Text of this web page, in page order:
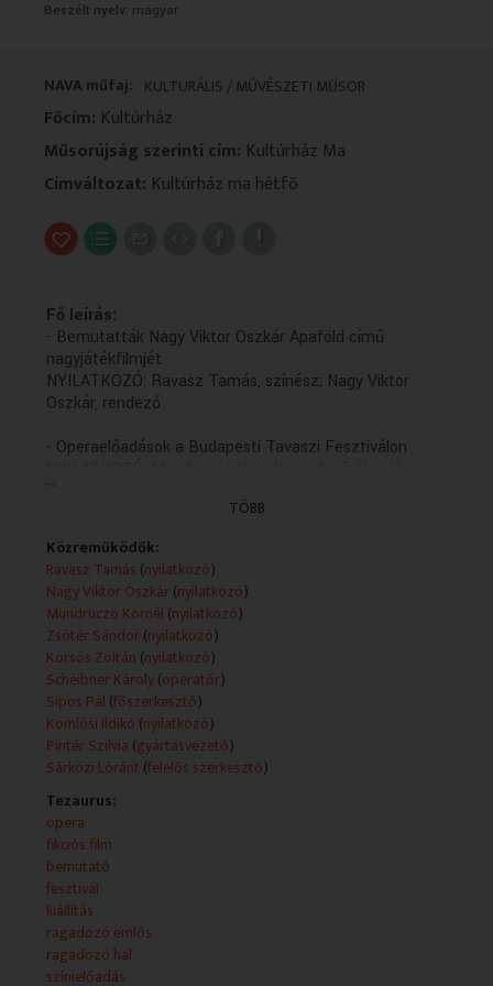
Beszélt nyelv: magyar
NAVA műfaj: KULTURÁLIS / MŰVÉSZETI MŰSOR
Főcím: Kultúrház
Műsorújság szerinti cím: Kultúrház Ma
Címváltozat: Kultúrház ma hétfő
Fő leírás:
- Bemutatták Nagy Viktor Oszkár Apaföld című
nagyjátékfilmjét
NYILATKOZÓ: Ravasz Tamás, színész; Nagy Viktor
Oszkár, rendező
- Operaelőadások a Budapesti Tavaszi Fesztiválon
Ildikó, operaénekes; Zsótér Sándor, rendező
Természettudományi Múzeumban
NYILATKOZÓ: Dr. Korsós Zoltán, zoológus; Dr. Fuisz
Tibor István, zoológus
- Programajánló
...
TÖBB
Közreműködők:
Ravasz Tamás (nyilatkozó)
Nagy Viktor Oszkár(nyilatkozó)
Mundruczó Kornél (nyilatkozó)
Zsótér Sándor(nyilatkozó)
Korsós Zoltán (nyilatkozó)
Scheibner Károly(operatőr)
Sipos Pál (főszerkesztő)
Komlósi Ildikó (nyilatkozó)
Pintér Szilvia (gyártásvezető)
Sárközi Lóránt (felelős szerkesztő)
Tezaurus:
opera
fikciós film
bemutató
fesztivál
kiállítás
ragadozó emlős
ragadozó hal
színielőadás